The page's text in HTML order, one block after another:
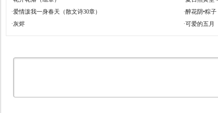
·爱情泼我一身春天（散文诗30章） ·醉花阴•粽子
·灰烬 ·可爱的五月